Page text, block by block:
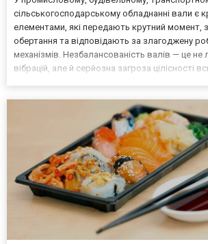
сільськогосподарському обладнанні вали є
елементами, які передають крутний момент,
обертання та відповідають за злагоджену
механізмів. Незбалансованість валів — це
вібрацій, але й серйозна загроза цілісності